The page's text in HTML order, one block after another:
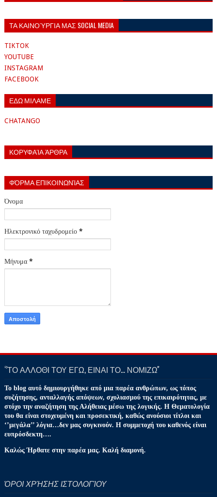
ΤΑ ΚΑΙΝΟΎΡΓΙΑ ΜΑΣ SOCIAL MEDIA
TIKTOK
YOUTUBE
INSTAGRAM
FACEBOOK
ΕΔΩ ΜΙΛΑΜΕ
CHATANGO
ΚΟΡΥΦΑΊΑ ΆΡΘΡΑ
ΦΌΡΜΑ ΕΠΙΚΟΙΝΩΝΊΑΣ
Όνομα
Ηλεκτρονικό ταχυδρομείο *
Μήνυμα *
‘’ΤΟ ΑΛΛΟΘΙ ΤΟΥ ΕΓΩ, ΕΙΝΑΙ ΤΟ… ΝΟΜΙΖΩ''
Το blog αυτό δημιουργήθηκε από μια παρέα ανθρώπων, ως τόπος
συζήτησης, ανταλλαγής απόψεων, σχολιασμού της επικαιρότητας, με
στόχο την αναζήτηση της Αλήθειας μέσω της λογικής. Η Θεματολογία
του θα είναι στοχευμένη και προσεκτική, καθώς ανούσιοι τίτλοι και
‘’μεγάλα’’ λόγια…δεν μας συγκινούν. Η συμμετοχή του καθενός είναι
ευπρόσδεκτη….
Καλώς Ήρθατε στην παρέα μας. Καλή διαμονή.
ΌΡΟΙ ΧΡΉΣΗΣ ΙΣΤΟΛΟΓΊΟΥ